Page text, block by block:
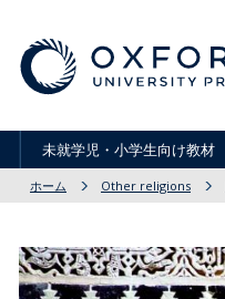
未就学児・小学生向け教材
ホーム Other religions